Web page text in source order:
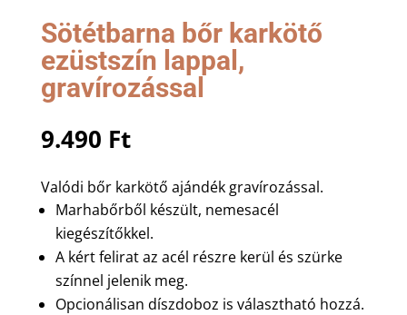
Sötétbarna bőr karkötő
ezüstszín lappal,
gravírozással
9.490 Ft
Valódi bőr karkötő ajándék gravírozással.
Marhabőrből készült, nemesacél
kiegészítőkkel.
A kért felirat az acél részre kerül és szürke
színnel jelenik meg.
Opcionálisan díszdoboz is választható hozzá.